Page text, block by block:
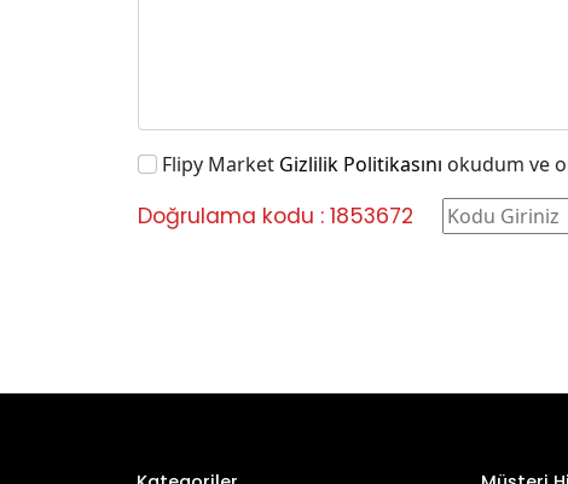
Flipy Market Gizlilik Politikasını okudum ve
Doğrulama kodu : 1853672